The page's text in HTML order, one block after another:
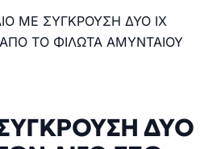
ΜΕ ΣΥΓΚΡΟΥΣΗ ΔΥΟ ΙΧ
ΤΟ ΦΙΛΩΤΑ ΑΜΥΝΤΑΙΟΥ
ΔΥΟ